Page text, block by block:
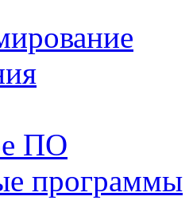
ПО
программы